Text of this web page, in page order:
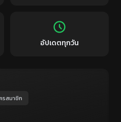
อัปเดตทุกวัน
สมาชิก